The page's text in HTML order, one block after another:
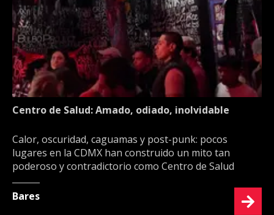
Centro de Salud: Amado, odiado, inolvidable
Calor, oscuridad, caguamas y post-punk: pocos
lugares en la CDMX han construido un mito tan
poderoso y contradictorio como Centro de Salud
Bares